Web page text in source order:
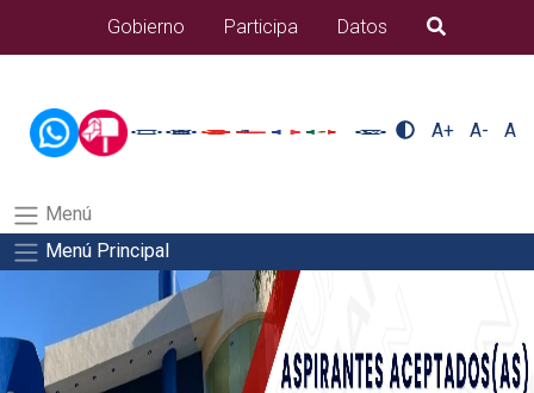
alumnos/titulacionSalida del comando:
Gobierno Participa Datos B�squeda
A+ A- A
Menú
Menú Principal